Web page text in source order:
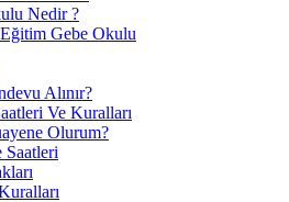
Nedir ?
Gebe Okulu
Alınır?
Ve Kuralları
Olurum?
Saatleri